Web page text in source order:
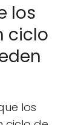
los
ciclo
los